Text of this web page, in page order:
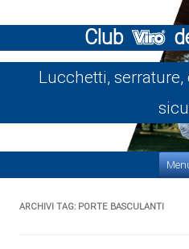
Club
Lucchetti,
ARCHIVI TAG: PORTE BASCULANTI